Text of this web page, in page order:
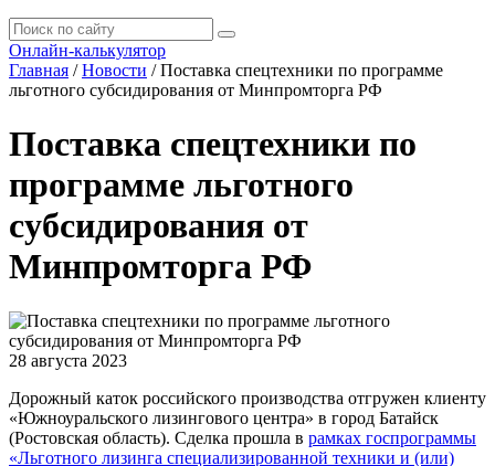
Онлайн-калькулятор
Главная / Новости / Поставка спецтехники по программе
льготного субсидирования от Минпромторга РФ
Поставка спецтехники по
программе льготного
субсидирования от
Минпромторга РФ
28 августа 2023
Дорожный каток российского производства отгружен клиенту
«Южноуральского лизингового центра» в город Батайск
(Ростовская область). Сделка прошла в рамках госпрограммы
«Льготного лизинга специализированной техники и (или)